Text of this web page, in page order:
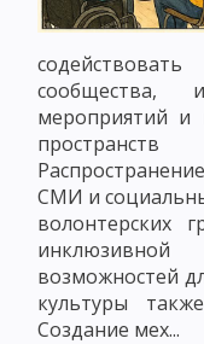
сообщества,
мероприятий и
пространств
СМИ и
волонтерских
инклюзивной
возможностей
культуры
Создание мех...